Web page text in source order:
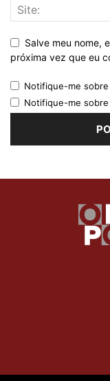
Salve meu nome,
próxima vez que eu
Notifique-me
Notifique-me